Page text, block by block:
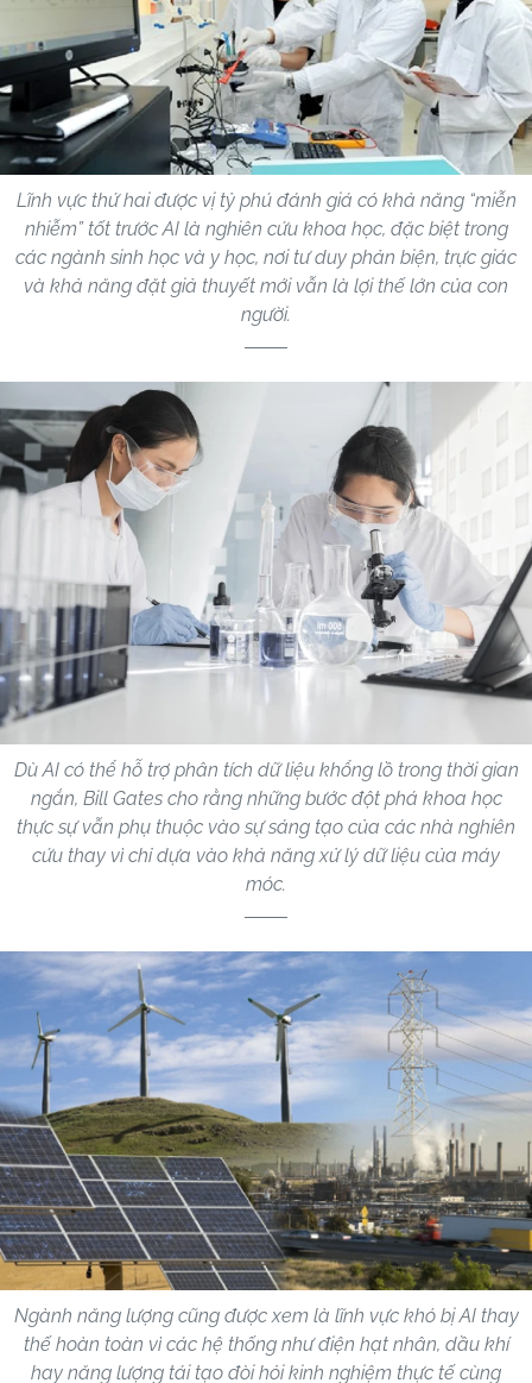
Lĩnh vực thứ hai được vị tỷ phú đánh giá có khả năng “miễn
nhiễm” tốt trước AI là nghiên cứu khoa học, đặc biệt trong
các ngành sinh học và y học, nơi tư duy phản biện, trực giác
và khả năng đặt giả thuyết mới vẫn là lợi thế lớn của con
người.
Dù AI có thể hỗ trợ phân tích dữ liệu khổng lồ trong thời gian
ngắn, Bill Gates cho rằng những bước đột phá khoa học
thực sự vẫn phụ thuộc vào sự sáng tạo của các nhà nghiên
cứu thay vì chỉ dựa vào khả năng xử lý dữ liệu của máy
móc.
Ngành năng lượng cũng được xem là lĩnh vực khó bị AI thay
thế hoàn toàn vì các hệ thống như điện hạt nhân, dầu khí
hay năng lượng tái tạo đòi hỏi kinh nghiệm thực tế cùng